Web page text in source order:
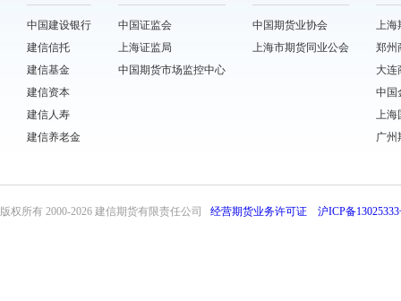
中国建设银行
建信信托
建信基金
建信资本
建信人寿
建信养老金
中国证监会
上海证监局
中国期货市场监控中心
中国期货业协会
上海市期货同业公会
上海
郑州
大连
中国
上海
广州
版权所有 2000-2026 建信期货有限责任公司 经营期货业务许可证 沪ICP备